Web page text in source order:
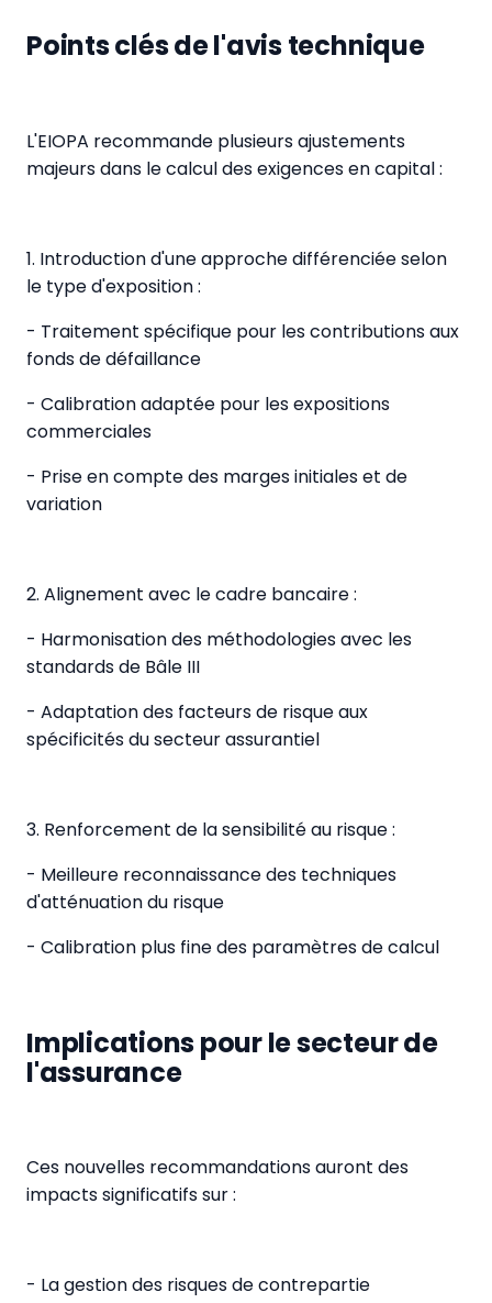
Points clés de l'avis technique
L'EIOPA recommande plusieurs ajustements
majeurs dans le calcul des exigences en capital :
1. Introduction d'une approche différenciée selon
le type d'exposition :
- Traitement spécifique pour les contributions aux
fonds de défaillance
- Calibration adaptée pour les expositions
commerciales
- Prise en compte des marges initiales et de
variation
2. Alignement avec le cadre bancaire :
- Harmonisation des méthodologies avec les
standards de Bâle III
- Adaptation des facteurs de risque aux
spécificités du secteur assurantiel
3. Renforcement de la sensibilité au risque :
- Meilleure reconnaissance des techniques
d'atténuation du risque
- Calibration plus fine des paramètres de calcul
Implications pour le secteur de
l'assurance
Ces nouvelles recommandations auront des
impacts significatifs sur :
- La gestion des risques de contrepartie